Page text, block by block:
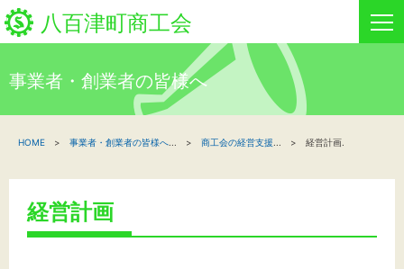
八百津町商工会
新着情報
関係機関の方へ
事業者・創業者の皆様へ
HOME 事業者・創業者の皆様へ 商工会の経営支援 経営計画.
経営計画